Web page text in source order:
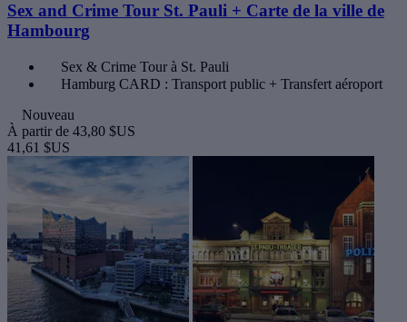
Sex and Crime Tour St. Pauli + Carte de la ville de
Hambourg
Sex & Crime Tour à St. Pauli
Hamburg CARD : Transport public + Transfert aéroport
Nouveau
À partir de 43,80 $US
41,61 $US